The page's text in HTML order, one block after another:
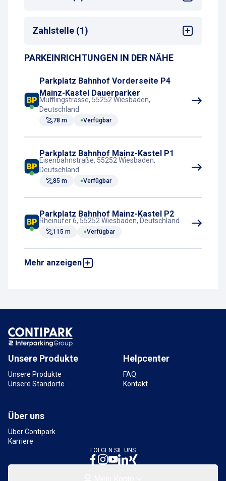
Zug-Haltestelle
Taxistand
Sehenswürdigkeiten
Zahlstelle (1)
Parkscheinautomat
PARKEINRICHTUNGEN IN DER NÄHE
Parkplatz Bahnhof Vorderseite P4
Mainz-Kastel Dauerparker
Müfflingstrasse, 55252 Wiesbaden,
Deutschland
78 m Verfügbar
Parkplatz Bahnhof Mainz-Kastel P1
Eisenbahnstraße, 55252 Wiesbaden,
Deutschland
85 m Verfügbar
Parkplatz Bahnhof Mainz-Kastel P2
Rheinufer 6, 55252 Wiesbaden, Deutschland
115 m Verfügbar
Mehr anzeigen
Tiefgarage Malakoff Passage
P2 Brücke
Alicenstraße, 55116 Mainz, Deutschland
1,8 km
Unsere Produkte
Unsere Produkte
Unsere Standorte
Helpcenter
FAQ
Kontakt
Über uns
Über Contipark
Karriere
FOLGEN SIE UNS